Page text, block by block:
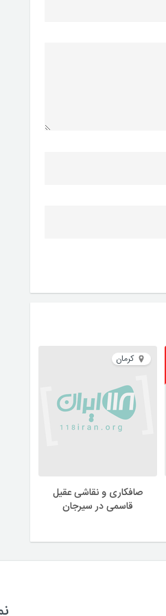
کرمان
صافکاری و نقاشی عقیل
قاسمی در سیرجان